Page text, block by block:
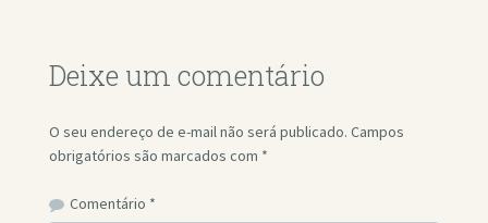
Deixe um comentário
O seu endereço de e-mail não será publicado. Campos
obrigatórios são marcados com *
Comentário *